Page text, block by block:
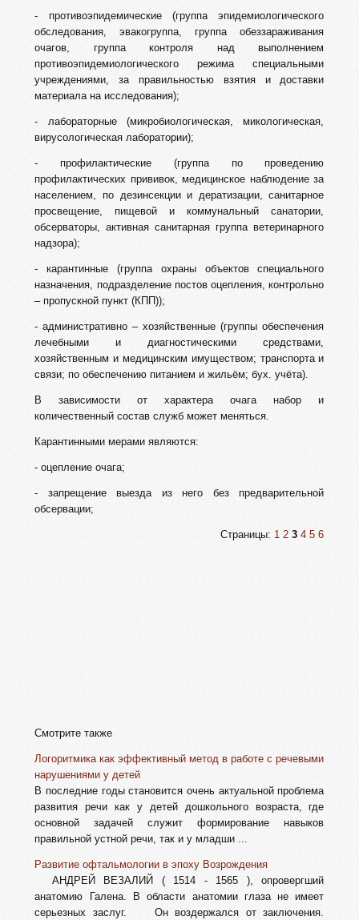
- противоэпидемические (группа эпидемиологического
обследования, эвакогруппа, группа обеззараживания
очагов, группа контроля над выполнением
противоэпидемиологического режима специальными
учреждениями, за правильностью взятия и доставки
материала на исследования);
- лабораторные (микробиологическая, микологическая,
вирусологическая лаборатории);
- профилактические (группа по проведению
профилактических прививок, медицинское наблюдение за
населением, по дезинсекции и дератизации, санитарное
просвещение, пищевой и коммунальный санатории,
обсерваторы, активная санитарная группа ветеринарного
надзора);
- карантинные (группа охраны объектов специального
назначения, подразделение постов оцепления, контрольно
– пропускной пункт (КПП));
- административно – хозяйственные (группы обеспечения
лечебными и диагностическими средствами,
хозяйственным и медицинским имуществом; транспорта и
связи; по обеспечению питанием и жильём; бух. учёта).
В зависимости от характера очага набор и
количественный состав служб может меняться.
Карантинными мерами являются:
- оцепление очага;
- запрещение выезда из него без предварительной
обсервации;
Страницы: 1 2 3 4 5 6
Смотрите также
Логоритмика как эффективный метод в работе с речевыми
нарушениями у детей
В последние годы становится очень актуальной проблема
развития речи как у детей дошкольного возраста, где
основной задачей служит формирование навыков
правильной устной речи, так и у младши ...
Развитие офтальмологии в эпоху Возрождения
АНДРЕЙ ВЕЗАЛИЙ ( 1514 - 1565 ), опровергший
анатомию Галена. В области анатомии глаза не имеет
серьезных заслуг. Он воздержался от заключения.